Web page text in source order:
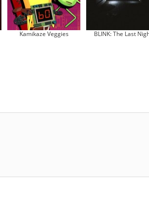
Kamikaze Veggies BLINK: The Last